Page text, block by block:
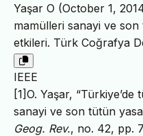
Yaşar O (October 1,
mamülleri sanayi ve son
etkileri. Türk Coğrafya
IEEE
[1]O. Yaşar,
sanayi ve son tütün
Geog. Rev., no. 42, pp.